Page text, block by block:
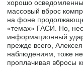
хорошо
массовый вброс
на фоне
«темах» ГАСИ. Но,
информационный
прежде всего,
наблюдениям, тоже
проплачивая вбросы